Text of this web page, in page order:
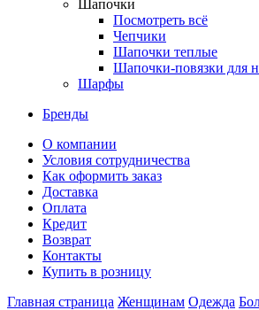
Шапочки
Посмотреть всё
Чепчики
Шапочки теплые
Шапочки-повязки для
Шарфы
Бренды
О компании
Условия сотрудничества
Как оформить заказ
Доставка
Оплата
Кредит
Возврат
Контакты
Купить в розницу
Главная страница Женщинам Одежда